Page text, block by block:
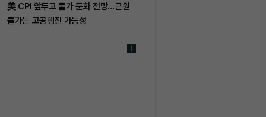
美 CPI 앞두고 물가 둔화 전망…근원
물가는 고공행진 가능성